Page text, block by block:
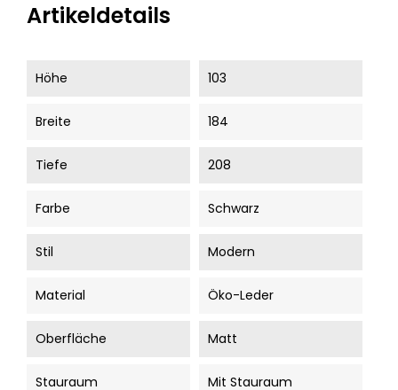
Artikeldetails
Höhe 103
Breite 184
Tiefe 208
Farbe Schwarz
Stil Modern
Material Öko-Leder
Oberfläche Matt
Stauraum Mit Stauraum